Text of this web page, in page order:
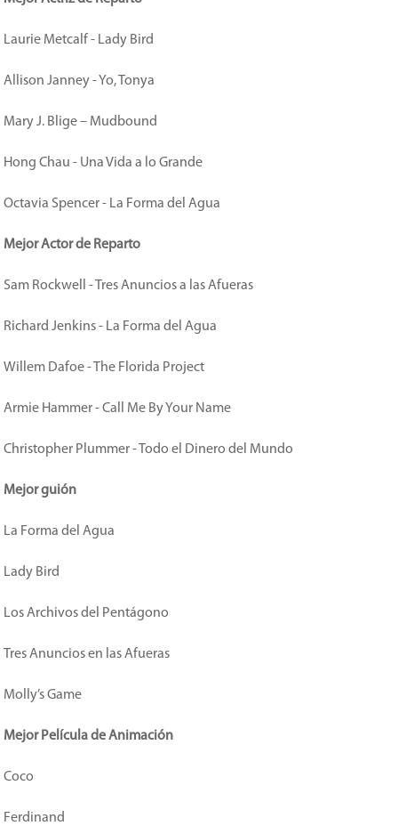
Laurie Metcalf - Lady Bird
Allison Janney - Yo, Tonya
Mary J. Blige – Mudbound
Hong Chau - Una Vida a lo Grande
Octavia Spencer - La Forma del Agua
Mejor Actor de Reparto
Sam Rockwell - Tres Anuncios a las Afueras
Richard Jenkins - La Forma del Agua
Willem Dafoe - The Florida Project
Armie Hammer - Call Me By Your Name
Christopher Plummer - Todo el Dinero del Mundo
Mejor guión
La Forma del Agua
Lady Bird
Los Archivos del Pentágono
Tres Anuncios en las Afueras
Molly’s Game
Mejor Película de Animación
Coco
Ferdinand